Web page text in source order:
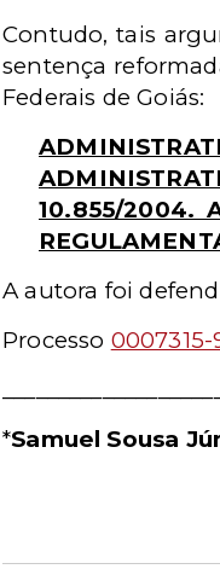
Contudo, tais
sentença
Federais de Goiás:
10.855/2004.
A autora foi
Processo 0007315-
*Samuel Sousa